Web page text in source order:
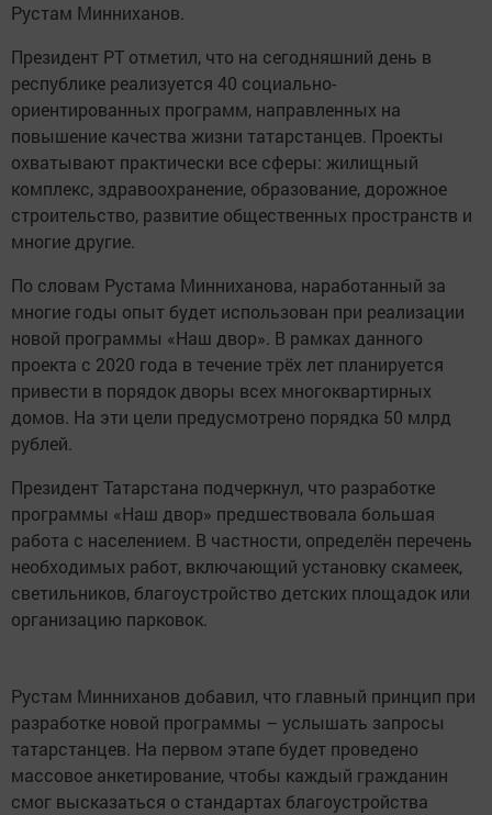
Рустам Минниханов.
Президент РТ отметил, что на сегодняшний день в
республике реализуется 40 социально-
ориентированных программ, направленных на
повышение качества жизни татарстанцев. Проекты
охватывают практически все сферы: жилищный
комплекс, здравоохранение, образование, дорожное
строительство, развитие общественных пространств и
многие другие.
По словам Рустама Минниханова, наработанный за
многие годы опыт будет использован при реализации
новой программы «Наш двор». В рамках данного
проекта с 2020 года в течение трёх лет планируется
привести в порядок дворы всех многоквартирных
домов. На эти цели предусмотрено порядка 50 млрд
рублей.
Президент Татарстана подчеркнул, что разработке
программы «Наш двор» предшествовала большая
работа с населением. В частности, определён перечень
необходимых работ, включающий установку скамеек,
светильников, благоустройство детских площадок или
организацию парковок.
Рустам Минниханов добавил, что главный принцип при
разработке новой программы – услышать запросы
татарстанцев. На первом этапе будет проведено
массовое анкетирование, чтобы каждый гражданин
смог высказаться о стандартах благоустройства